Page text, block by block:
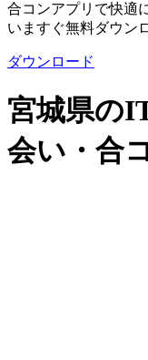
合コンアプリで快適
いますぐ無料ダウン
ダウンロード
宮城県の
会い・合